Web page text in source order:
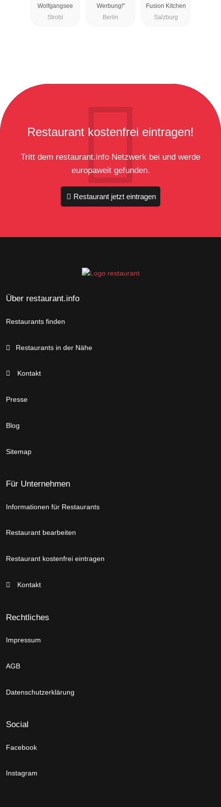
Wolfgangsee
Strobl
Werbung!"
Berlin
Fusion Kitchen
Salzburg
Restaurant kostenfrei eintragen!
Tritt dem restaurant.info Netzwerk bei und werde
europaweit gefunden.
Restaurant jetzt eintragen
Über restaurant.info
Restaurants finden
Restaurants in der Nähe
Kontakt
Presse
Blog
Sitemap
Für Unternehmen
Informationen für Restaurants
Restaurant bearbeiten
Restaurant kostenfrei eintragen
Kontakt
Rechtliches
Impressum
AGB
Datenschutzerklärung
Social
Facebook
Instagram